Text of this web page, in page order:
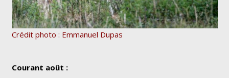
Crédit photo : Emmanuel Dupas
Courant août :